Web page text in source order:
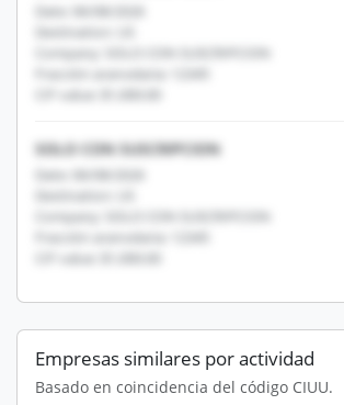
Date: 06/08/2026
Destination: US
Company: SOLO CON SUSCRIPCION
Fracción arancelaria: 12345
CIF value: $1,000.00
SOLO CON SUSCRIPCION
Date: 06/08/2026
Destination: US
Company: SOLO CON SUSCRIPCION
Fracción arancelaria: 12345
CIF value: $1,000.00
Empresas similares por actividad
Basado en coincidencia del código CIUU.